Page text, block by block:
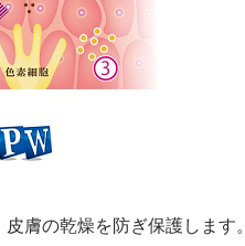
膚の乾燥を防ぎ保護します。